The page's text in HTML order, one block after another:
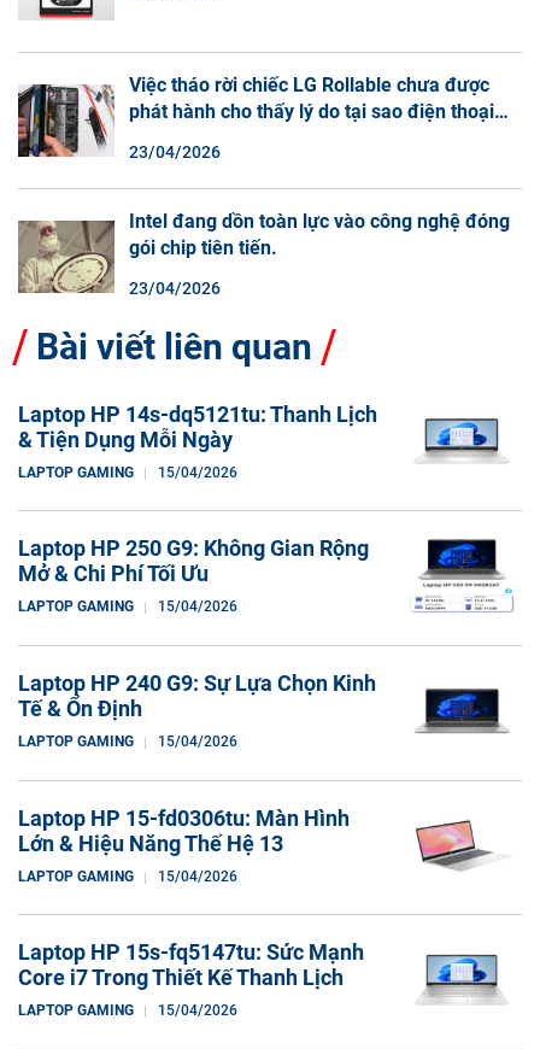
Việc tháo rời chiếc LG Rollable chưa được
phát hành cho thấy lý do tại sao điện thoại
23/04/2026
Intel đang dồn toàn lực vào công nghệ đóng
gói chip tiên tiến.
23/04/2026
Bài viết liên quan
Laptop HP 14s-dq5121tu: Thanh Lịch
& Tiện Dụng Mỗi Ngày
LAPTOP GAMING 15/04/2026
Laptop HP 250 G9: Không Gian Rộng
Mở & Chi Phí Tối Ưu
LAPTOP GAMING 15/04/2026
Laptop HP 240 G9: Sự Lựa Chọn Kinh
Tế & Ổn Định
LAPTOP GAMING 15/04/2026
Laptop HP 15-fd0306tu: Màn Hình
Lớn & Hiệu Năng Thế Hệ 13
LAPTOP GAMING 15/04/2026
Laptop HP 15s-fq5147tu: Sức Mạnh
Core i7 Trong Thiết Kế Thanh Lịch
LAPTOP GAMING 15/04/2026